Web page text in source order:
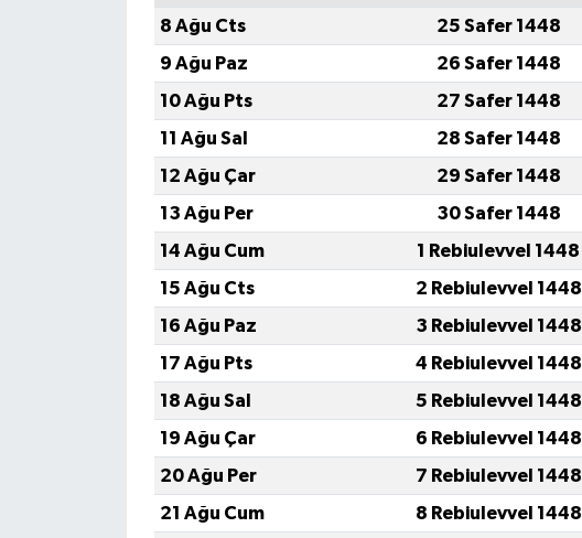
8 Ağu Cts
25 Safer 1448
9 Ağu Paz
26 Safer 1448
10 Ağu Pts
27 Safer 1448
11 Ağu Sal
28 Safer 1448
12 Ağu Çar
29 Safer 1448
13 Ağu Per
30 Safer 1448
14 Ağu Cum
1 Rebiulevvel 1448
15 Ağu Cts
2 Rebiulevvel 1448
16 Ağu Paz
3 Rebiulevvel 1448
17 Ağu Pts
4 Rebiulevvel 1448
18 Ağu Sal
5 Rebiulevvel 1448
19 Ağu Çar
6 Rebiulevvel 1448
20 Ağu Per
7 Rebiulevvel 1448
21 Ağu Cum
8 Rebiulevvel 1448